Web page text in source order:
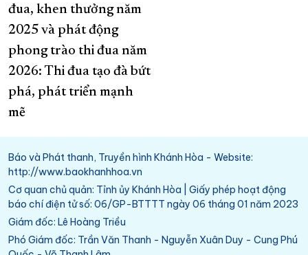
đua, khen thưởng năm
2025 và phát động
phong trào thi đua năm
2026: Thi đua tạo đà bứt
phá, phát triển mạnh
mẽ
Báo và Phát thanh, Truyền hình Khánh Hòa - Website:
http://www.baokhanhhoa.vn
Cơ quan chủ quản: Tỉnh ủy Khánh Hòa | Giấy phép hoạt động
báo chí điện tử số: 06/GP-BTTTT ngày 06 tháng 01 năm 2023
Giám đốc: Lê Hoàng Triều
Phó Giám đốc: Trần Văn Thanh - Nguyễn Xuân Duy - Cung Phú